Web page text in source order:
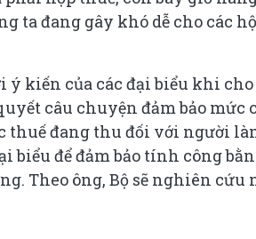
ta đang gây khó dễ cho các
kiến của các đại biểu khi
câu chuyện đảm bảo mức
đang thu đối với người
biểu để đảm bảo tính công
Theo ông, Bộ sẽ nghiên